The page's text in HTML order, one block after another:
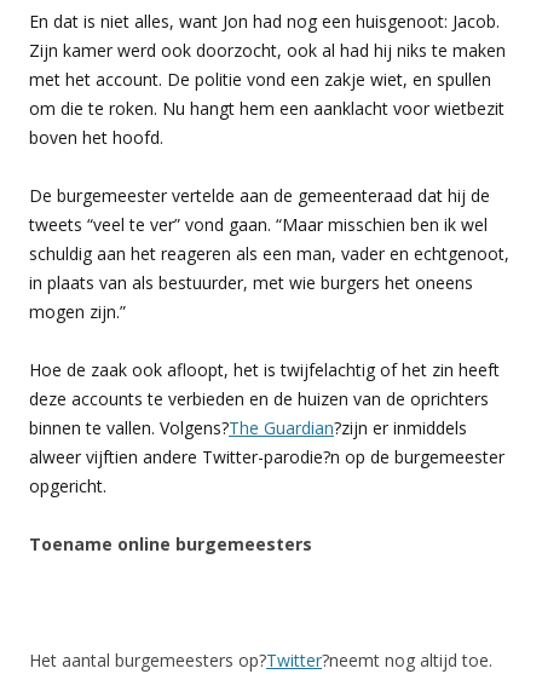
En dat is niet alles, want Jon had nog een huisgenoot: Jacob.
Zijn kamer werd ook doorzocht, ook al had hij niks te maken
met het account. De politie vond een zakje wiet, en spullen
om die te roken. Nu hangt hem een aanklacht voor wietbezit
boven het hoofd.
De burgemeester vertelde aan de gemeenteraad dat hij de
tweets “veel te ver” vond gaan. “Maar misschien ben ik wel
schuldig aan het reageren als een man, vader en echtgenoot,
in plaats van als bestuurder, met wie burgers het oneens
mogen zijn.”
Hoe de zaak ook afloopt, het is twijfelachtig of het zin heeft
deze accounts te verbieden en de huizen van de oprichters
binnen te vallen. Volgens?The Guardian?zijn er inmiddels
alweer vijftien andere Twitter-parodie?n op de burgemeester
opgericht.
Toename online burgemeesters
Het aantal burgemeesters op?Twitter?neemt nog altijd toe.